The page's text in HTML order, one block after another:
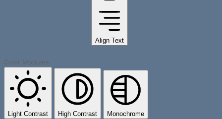
Align Text
Color Modules
Light Contrast High Contrast Monochrome